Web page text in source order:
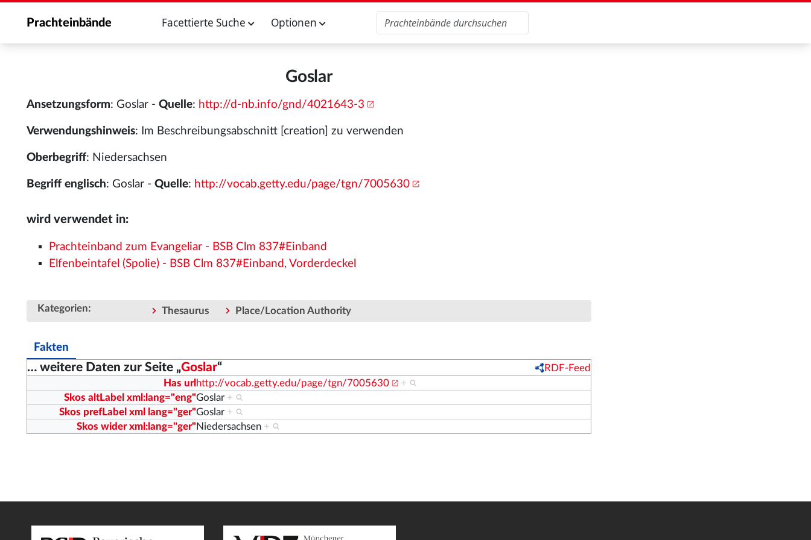
Prachteinbände Facettierte Suche Optionen
Goslar
Ansetzungsform: Goslar - Quelle: http://d-nb.info/gnd/4021643-3
Verwendungshinweis: Im Beschreibungsabschnitt [creation] zu verwenden
Oberbegriff: Niedersachsen
Begriff englisch: Goslar - Quelle: http://vocab.getty.edu/page/tgn/7005630
wird verwendet in:
Prachteinband zum Evangeliar - BSB Clm 837#Einband
Elfenbeintafel (Spolie) - BSB Clm 837#Einband, Vorderdeckel
Kategorien: Thesaurus Place/Location Authority
Fakten
… weitere Daten zur Seite „Goslar“
RDF-Feed
Has url http://vocab.getty.edu/page/tgn/7005630
+
Skos altLabel xml:lang="eng"Goslar +
Skos prefLabel xml lang="ger"Goslar +
Skos wider xml:lang="ger"Niedersachsen +